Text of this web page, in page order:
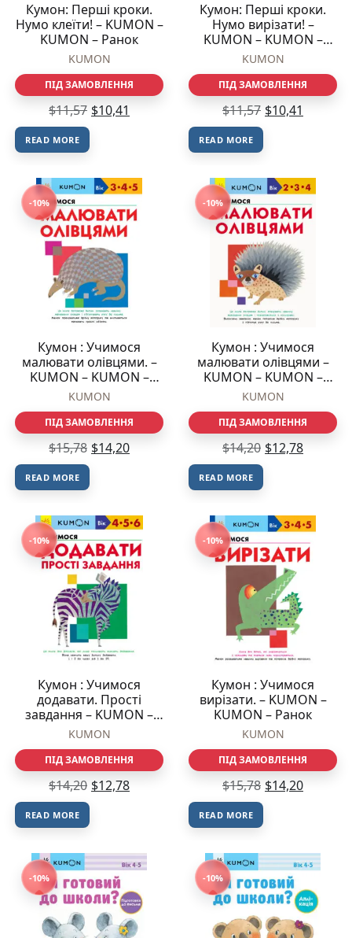
Кумон: Перші кроки.
Нумо клеїти! – KUMON –
KUMON – Ранок
KUMON
ПІД ЗАМОВЛЕННЯ
$11,57 $10,41
READ MORE
Кумон: Перші кроки.
Нумо вирізати! –
KUMON – KUMON –
Ранок
KUMON
ПІД ЗАМОВЛЕННЯ
$11,57 $10,41
READ MORE
-10%
Кумон : Учимося
малювати олівцями. –
KUMON – KUMON –
Ранок
KUMON
ПІД ЗАМОВЛЕННЯ
$15,78 $14,20
READ MORE
-10%
Кумон : Учимося
малювати олівцями –
KUMON – KUMON –
Ранок
KUMON
ПІД ЗАМОВЛЕННЯ
$14,20 $12,78
READ MORE
-10%
Кумон : Учимося
додавати. Прості
завдання – KUMON –
KUMON – Ранок
KUMON
ПІД ЗАМОВЛЕННЯ
$14,20 $12,78
READ MORE
-10%
Кумон : Учимося
вирізати. – KUMON –
KUMON – Ранок
KUMON
ПІД ЗАМОВЛЕННЯ
$15,78 $14,20
READ MORE
-10% -10%